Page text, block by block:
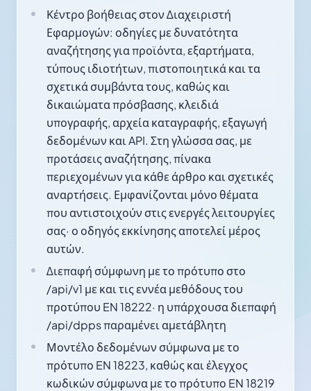
Κέντρο βοήθειας στον Διαχειριστή
Εφαρμογών: οδηγίες με δυνατότητα
αναζήτησης για προϊόντα, εξαρτήματα,
τύπους ιδιοτήτων, πιστοποιητικά και τα
σχετικά συμβάντα τους, καθώς και
δικαιώματα πρόσβασης, κλειδιά
υπογραφής, αρχεία καταγραφής, εξαγωγή
δεδομένων και API. Στη γλώσσα σας, με
προτάσεις αναζήτησης, πίνακα
περιεχομένων για κάθε άρθρο και σχετικές
αναρτήσεις. Εμφανίζονται μόνο θέματα
που αντιστοιχούν στις ενεργές λειτουργίες
σας· ο οδηγός εκκίνησης αποτελεί μέρος
αυτών.
Διεπαφή σύμφωνη με το πρότυπο στο
/api/v1 με και τις εννέα μεθόδους του
προτύπου EN 18222· η υπάρχουσα διεπαφή
/api/dpps παραμένει αμετάβλητη
Μοντέλο δεδομένων σύμφωνα με το
πρότυπο EN 18223, καθώς και έλεγχος
κωδικών σύμφωνα με το πρότυπο EN 18219